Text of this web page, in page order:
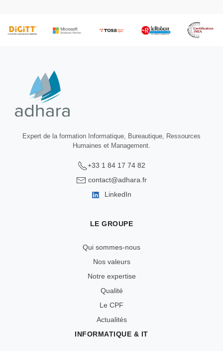
Expert de la formation Informatique, Bureautique, Ressources
Humaines et Management.
+33 1 84 17 74 82
contact@adhara.fr
LinkedIn
LE GROUPE
Qui sommes-nous
Nos valeurs
Notre expertise
Qualité
Le CPF
Actualités
INFORMATIQUE & IT